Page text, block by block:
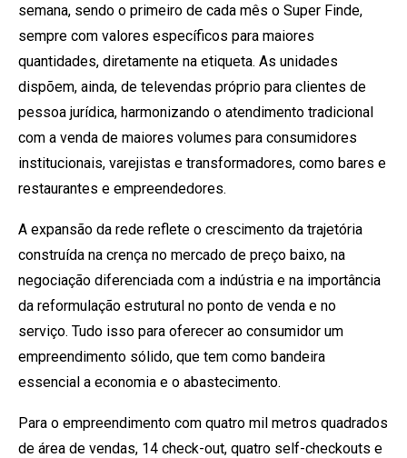
semana, sendo o primeiro de cada mês o Super Finde,
sempre com valores específicos para maiores
quantidades, diretamente na etiqueta. As unidades
dispõem, ainda, de televendas próprio para clientes de
pessoa jurídica, harmonizando o atendimento tradicional
com a venda de maiores volumes para consumidores
institucionais, varejistas e transformadores, como bares e
restaurantes e empreendedores.
A expansão da rede reflete o crescimento da trajetória
construída na crença no mercado de preço baixo, na
negociação diferenciada com a indústria e na importância
da reformulação estrutural no ponto de venda e no
serviço. Tudo isso para oferecer ao consumidor um
empreendimento sólido, que tem como bandeira
essencial a economia e o abastecimento.
Para o empreendimento com quatro mil metros quadrados
de área de vendas, 14 check-out, quatro self-checkouts e